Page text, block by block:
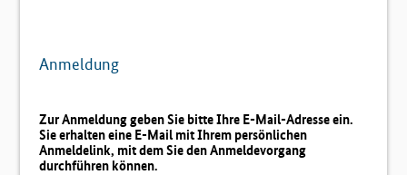
Anmeldung
Zur Anmeldung geben Sie bitte Ihre E-Mail-Adresse ein.
Sie erhalten eine E-Mail mit Ihrem persönlichen
Anmeldelink, mit dem Sie den Anmeldevorgang
durchführen können.